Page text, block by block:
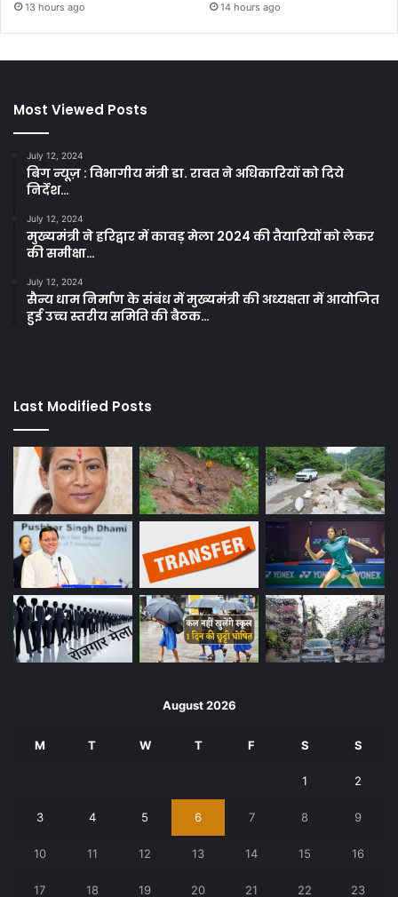
13 hours ago 14 hours ago
Most Viewed Posts
July 12, 2024
बिग न्यूज़ : विभागीय मंत्री डा. रावत ने अधिकारियों को दिये
निर्देश…
July 12, 2024
मुख्यमंत्री ने हरिद्वार में कावड़ मेला 2024 की तैयारियों को लेकर
की समीक्षा…
July 12, 2024
सैन्य धाम निर्माण के संबंध में मुख्यमंत्री की अध्यक्षता में आयोजित
हुई उच्च स्तरीय समिति की बैठक…
Last Modified Posts
August 2026
M T W T F S S
1 2
3 4 5 6 7 8 9
10 11 12 13 14 15 16
17 18 19 20 21 22 23